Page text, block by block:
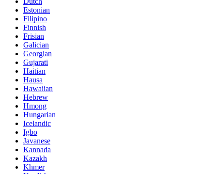
Estonian
Filipino
Finnish
Frisian
Galician
Georgian
Gujarati
Haitian
Hausa
Hawaiian
Hebrew
Hmong
Hungarian
Icelandic
Igbo
Javanese
Kannada
Kazakh
Khmer